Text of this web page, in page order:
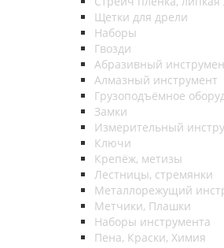
Щетки для дрели
Наборы
Гвозди
Абразивный
Алмазный инструмент
Грузоподъёмное
Замки
Измерительный
Ключи
Крепёж, метизы
Лестницы, стремянки
Металлорежущий
Метчики, Плашки
Наборы инструмента
Пена, Краски, Химия